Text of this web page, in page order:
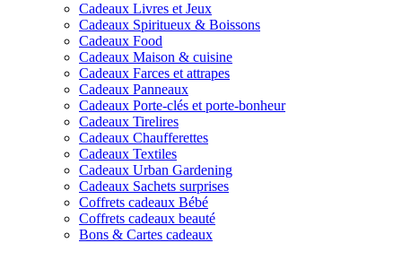
Cadeaux Livres et Jeux
Cadeaux Spiritueux & Boissons
Cadeaux Food
Cadeaux Maison & cuisine
Cadeaux Farces et attrapes
Cadeaux Panneaux
Cadeaux Porte-clés et porte-bonheur
Cadeaux Tirelires
Cadeaux Chaufferettes
Cadeaux Textiles
Cadeaux Urban Gardening
Cadeaux Sachets surprises
Coffrets cadeaux Bébé
Coffrets cadeaux beauté
Bons & Cartes cadeaux